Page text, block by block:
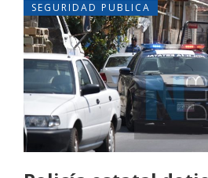
SEGURIDAD PUBLICA